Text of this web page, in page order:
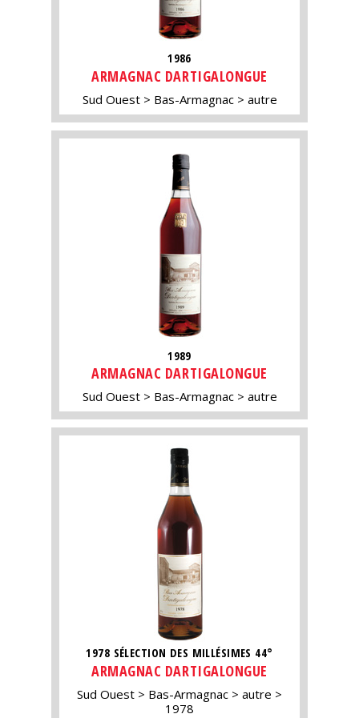
1986
ARMAGNAC DARTIGALONGUE
Sud Ouest Bas-Armagnac autre
1989
ARMAGNAC DARTIGALONGUE
Sud Ouest Bas-Armagnac autre
1978 SÉLECTION DES MILLÉSIMES 44°
ARMAGNAC DARTIGALONGUE
Sud Ouest Bas-Armagnac
autre
1978